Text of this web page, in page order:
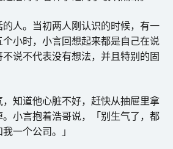
人。当初两人刚认识的时候，有一
小时，小言回想起来都是自己在说
说不代表没有想法，并且特别的固
知道他心脏不好，赶快从抽屉里拿
小言抱着浩哥说，「别生气了，都
一个公司。」